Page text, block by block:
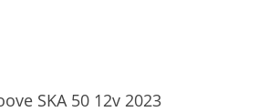
SKA 50 12v 2023